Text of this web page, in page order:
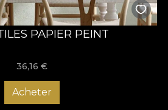
PAPIER PEINT
36,16 €
Acheter